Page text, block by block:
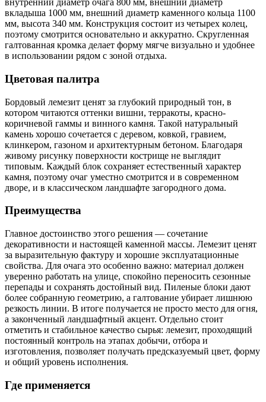
внутренний диаметр очага 800 мм, внешний диаметр
вкладыша 1000 мм, внешний диаметр каменного кольца 1100
мм, высота 340 мм. Конструкция состоит из четырех колец,
поэтому смотрится основательно и аккуратно. Скругленная
галтованная кромка делает форму мягче визуально и удобнее
в использовании рядом с зоной отдыха.
Цветовая палитра
Бордовый лемезит ценят за глубокий природный тон, в
котором читаются оттенки вишни, терракоты, красно-
коричневой гаммы и винного камня. Такой натуральный
камень хорошо сочетается с деревом, ковкой, гравием,
клинкером, газоном и архитектурным бетоном. Благодаря
живому рисунку поверхности кострище не выглядит
типовым. Каждый блок сохраняет естественный характер
камня, поэтому очаг уместно смотрится и в современном
дворе, и в классическом ландшафте загородного дома.
Преимущества
Главное достоинство этого решения — сочетание
декоративности и настоящей каменной массы. Лемезит ценят
за выразительную фактуру и хорошие эксплуатационные
свойства. Для очага это особенно важно: материал должен
уверенно работать на улице, спокойно переносить сезонные
перепады и сохранять достойный вид. Пиленые блоки дают
более собранную геометрию, а галтование убирает лишнюю
резкость линии. В итоге получается не просто место для огня,
а законченный ландшафтный акцент. Отдельно стоит
отметить и стабильное качество сырья: лемезит, проходящий
постоянный контроль на этапах добычи, отбора и
изготовления, позволяет получать предсказуемый цвет, форму
и общий уровень исполнения.
Где применяется